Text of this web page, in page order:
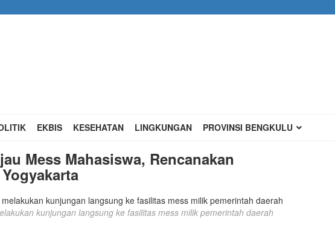
EKBIS KESEHATAN LINGKUNGAN PROVINSI BENGKULU
Mess Mahasiswa, Rencanakan
kunjungan langsung ke fasilitas mess milik pemerintah daerah